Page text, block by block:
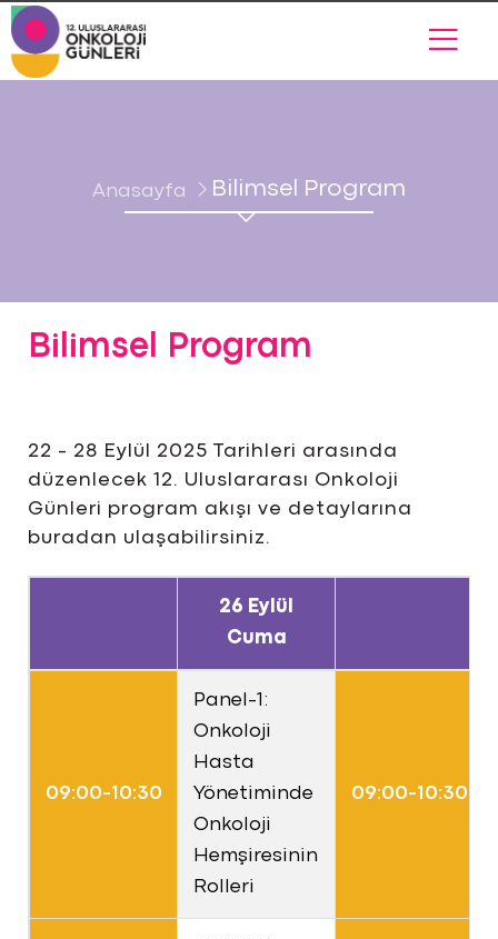
Anasayfa Bilimsel Program
Bilimsel Program
22 - 28 Eylül 2025 Tarihleri arasında
düzenlecek 12. Uluslararası Onkoloji
Günleri program akışı ve detaylarına
buradan ulaşabilirsiniz.
26 Eylül
Cuma
09:00-10:30
Panel-1:
Onkoloji
Hasta
Yönetiminde
Onkoloji
Hemşiresinin
Rolleri
09:00-10:30